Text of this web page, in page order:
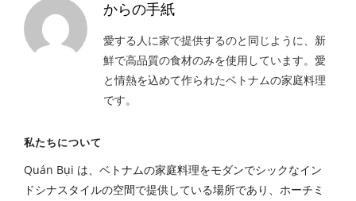
からの手紙
愛する人に家で提供するのと同じように、新
鮮で高品質の食材のみを使用しています。愛
と情熱を込めて作られたベトナムの家庭料理
です。
私たちについて
Quán Bụi は、ベトナムの家庭料理をモダンでシックなイン
ドシナスタイルの空間で提供している場所であり、ホーチミ